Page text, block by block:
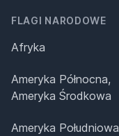
FLAGI NARODOWE
Afryka
Ameryka Północna,
Ameryka Środkowa
Ameryka Południowa